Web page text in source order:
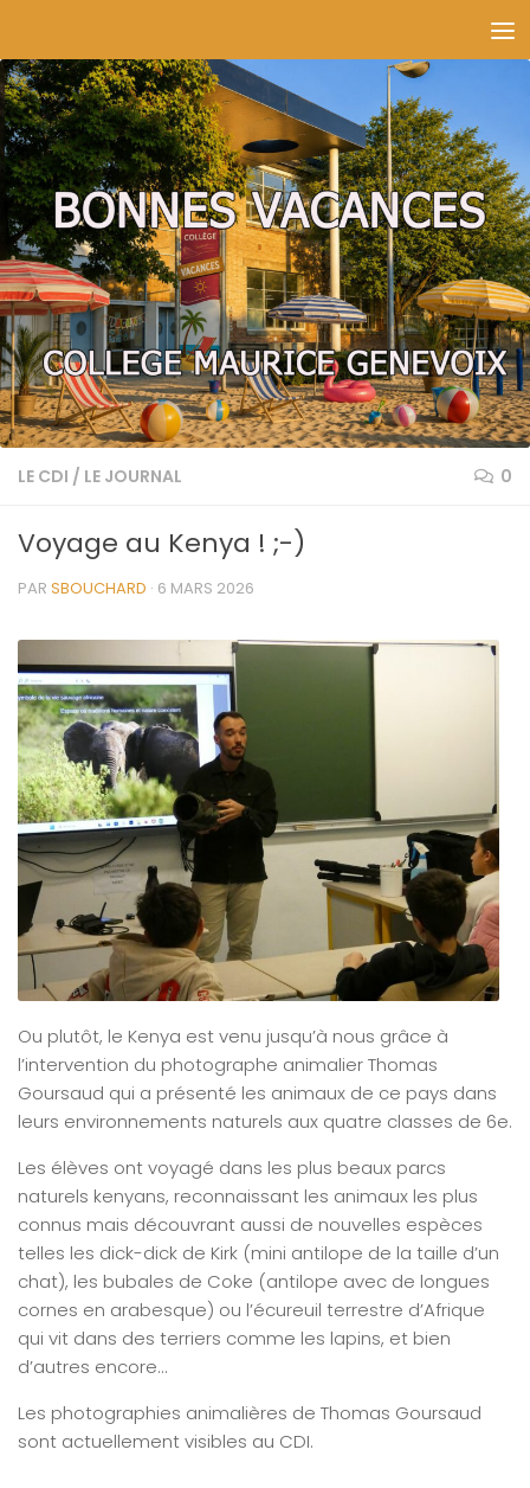
LE CDI / LE JOURNAL 0
Voyage au Kenya ! ;-)
PAR SBOUCHARD · 6 MARS 2026
Ou plutôt, le Kenya est venu jusqu’à nous grâce à
l’intervention du photographe animalier Thomas
Goursaud qui a présenté les animaux de ce pays dans
leurs environnements naturels aux quatre classes de 6e.
Les élèves ont voyagé dans les plus beaux parcs
naturels kenyans, reconnaissant les animaux les plus
connus mais découvrant aussi de nouvelles espèces
telles les dick-dick de Kirk (mini antilope de la taille d’un
chat), les bubales de Coke (antilope avec de longues
cornes en arabesque) ou l’écureuil terrestre d’Afrique
qui vit dans des terriers comme les lapins, et bien
d’autres encore…
Les photographies animalières de Thomas Goursaud
sont actuellement visibles au CDI.